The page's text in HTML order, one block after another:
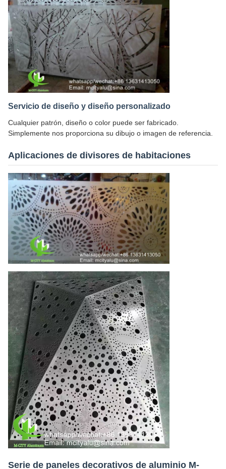
Servicio de diseño y diseño personalizado
Cualquier patrón, diseño o color puede ser fabricado.
Simplemente nos proporciona su dibujo o imagen de referencia.
Aplicaciones de divisores de habitaciones
Serie de paneles decorativos de aluminio M-